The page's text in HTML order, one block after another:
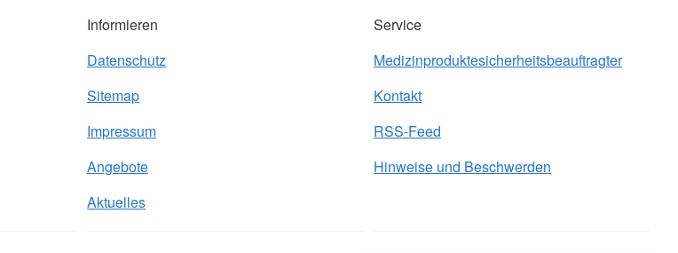
Informieren
Datenschutz
Sitemap
Impressum
Angebote
Aktuelles
Service
Medizinproduktesicherheitsbeauftragter
Kontakt
RSS-Feed
Hinweise und Beschwerden